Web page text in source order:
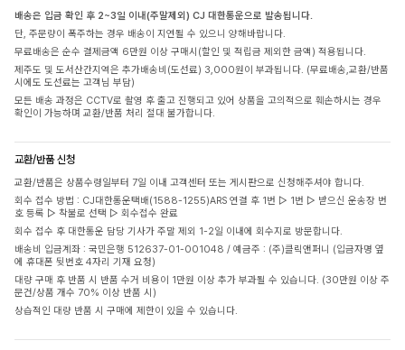
배송은 입금 확인 후 2~3일 이내(주말제외) CJ 대한통운으로 발송됩니다.
단, 주문량이 폭주하는 경우 배송이 지연될 수 있으니 양해바랍니다.
무료배송은 순수 결제금액 6만원 이상 구매시(할인 및 적립금 제외한 금액) 적용됩니다.
제주도 및 도서산간지역은 추가배송비(도선료) 3,000원이 부과됩니다. (무료배송,교환/반품
시에도 도선료는 고객님 부담)
모든 배송 과정은 CCTV로 촬영 후 출고 진행되고 있어 상품을 고의적으로 훼손하시는 경우
확인이 가능하며 교환/반품 처리 절대 불가합니다.
교환/반품 신청
교환/반품은 상품수령일부터 7일 이내 고객센터 또는 게시판으로 신청해주셔야 합니다.
회수 접수 방법 : CJ대한통운택배(1588-1255)ARS 연결 후 1번 ▷ 1번 ▷ 받으신 운송장 번
호 등록 ▷ 착불로 선택 ▷ 회수접수 완료
회수 접수 후 대한통운 담당 기사가 주말 제외 1-2일 이내에 회수지로 방문합니다.
배송비 입금계좌 : 국민은행 512637-01-001048 / 예금주 : (주)클릭앤퍼니 (입금자명 옆
에 휴대폰 뒷번호 4자리 기재 요청)
대량 구매 후 반품 시 반품 수거 비용이 1만원 이상 추가 부과될 수 있습니다. (30만원 이상 주
문건/상품 개수 70% 이상 반품 시)
상습적인 대량 반품 시 구매에 제한이 있을 수 있습니다.